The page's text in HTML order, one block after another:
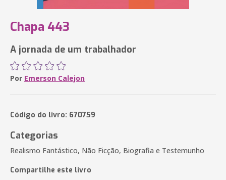
Chapa 443
A jornada de um trabalhador
Por Emerson Calejon
Código do livro: 670759
Categorias
Realismo Fantástico, Não Ficção, Biografia e Testemunho
Compartilhe este livro